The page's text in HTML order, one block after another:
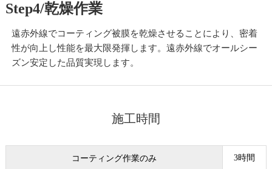
Step4/乾燥作業
遠赤外線でコーティング被膜を乾燥させることにより、密着
性が向上し性能を最大限発揮します。遠赤外線でオールシー
ズン安定した品質実現します。
施工時間
コーティング作業のみ 3時間